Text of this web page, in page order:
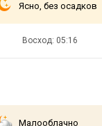
Ясно, без осадков
Восход: 05:16
Малооблачно